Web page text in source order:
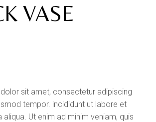
VASE
sit amet, consectetur adipiscing
tempor. incididunt ut labore et
Ut enim ad minim veniam, quis